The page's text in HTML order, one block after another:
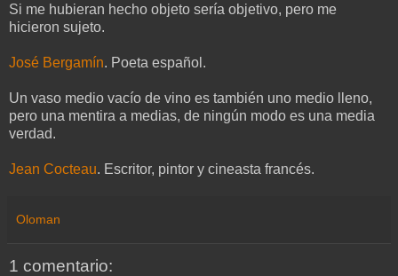
Si me hubieran hecho objeto sería objetivo, pero me
hicieron sujeto.
José Bergamín. Poeta español.
Un vaso medio vacío de vino es también uno medio lleno,
pero una mentira a medias, de ningún modo es una media
verdad.
Jean Cocteau. Escritor, pintor y cineasta francés.
Oloman
1 comentario: